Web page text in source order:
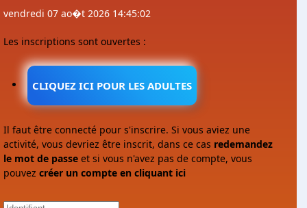
vendredi 07 ao�t 2026 14:45:02
Les inscriptions sont ouvertes :
CLIQUEZ ICI POUR LES ADULTES
Il faut être connecté pour s'inscrire. Si vous aviez une
activité, vous devriez être inscrit, dans ce cas redemandez
le mot de passe et si vous n'avez pas de compte, vous
pouvez créer un compte en cliquant ici